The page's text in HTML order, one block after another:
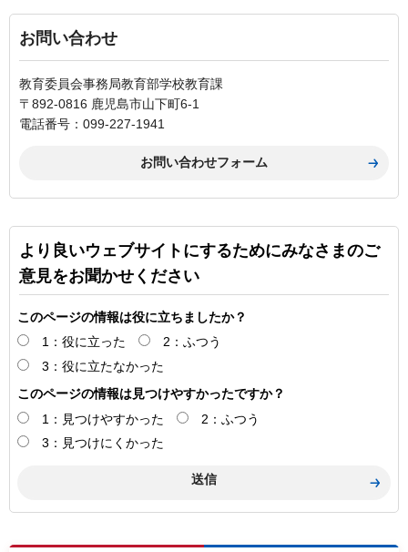
お問い合わせ
教育委員会事務局教育部学校教育課
〒892-0816 鹿児島市山下町6-1
電話番号：099-227-1941
より良いウェブサイトにするためにみなさまのご
意見をお聞かせください
このページの情報は役に立ちましたか？
1：役に立った
2：ふつう
3：役に立たなかった
このページの情報は見つけやすかったですか？
1：見つけやすかった
2：ふつう
3：見つけにくかった